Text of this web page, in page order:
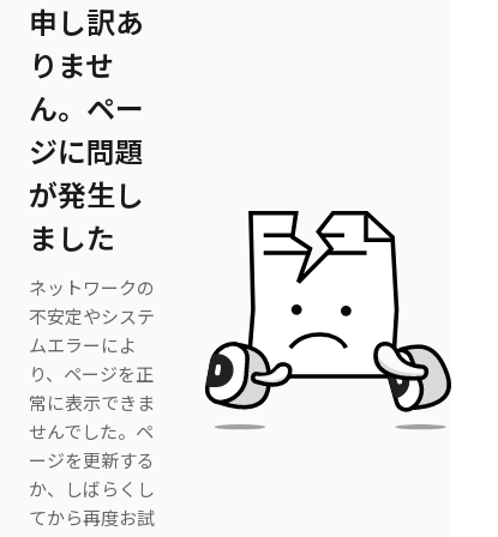
申し訳あ
りませ
ん。ペー
ジに問題
が発生し
ました
ネットワークの
不安定やシステ
ムエラーによ
り、ページを正
常に表示できま
せんでした。ペ
ージを更新する
か、しばらくし
てから再度お試